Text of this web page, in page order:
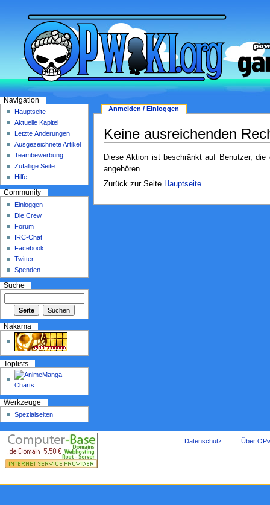
Keine ausreichenden
Diese Aktion ist beschränkt auf Benutzer, die
angehören.
Zurück zur Seite Hauptseite.
Anmelden / Einloggen
Navigation
Hauptseite
Aktuelle Kapitel
Letzte Änderungen
Ausgezeichnete Artikel
Teambewerbung
Zufällige Seite
Hilfe
Community
Einloggen
Die Crew
Forum
IRC-Chat
Facebook
Twitter
Spenden
Suche
Nakama
Toplists
Werkzeuge
Spezialseiten
Datenschutz Über